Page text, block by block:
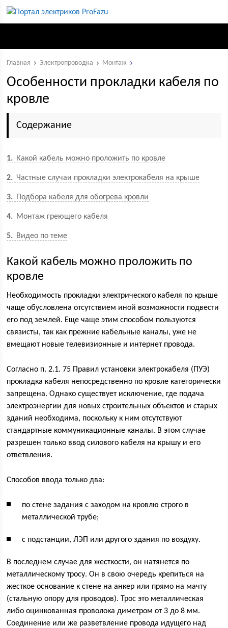
Главная Электропроводка Монтаж
Особенности прокладки кабеля по
кровле
Содержание
1 Какой кабель можно проложить по кровле
2 Частные случаи прокладки электрокабеля на крыше
3 Подбора кабеля для обогрева кровли
4 Монтаж греющего кабеля
5 Видео по теме
Какой кабель можно проложить по
кровле
Необходимость прокладки электрического кабеля по крыше
чаще обусловлена отсутствием иной возможности подвести
его под землей. Еще чаще этим способом пользуются
связисты, так как прежние кабельные каналы, уже не
вмещают новые телевизионные и интернет провода.
Согласно п. 2.1. 75 Правил установки электрокабеля (ПУЭ)
прокладка кабеля непосредственно по кровле категорически
запрещена. Однако существует исключение, где подача
электроэнергии для новых строительных объектов и старых
зданий необходима, поскольку к ним отсутствуют
стандартные коммуникационные каналы. В этом случае
разрешен только ввод силового кабеля на крышу и его
ответвления.
Способов ввода только два:
по стене задания с заходом на кровлю строго в
металлической трубе;
с подстанции, ЛЭП или другого здания по воздуху.
В последнем случае для жесткости, он натянется по
металлическому тросу. Он в свою очередь крепиться на
жесткое основание к стене на анкер или прямо на мачту
(стальную опору для проводов). Трос это металлическая
либо оцинкованная проволока диметром от 3 до 8 мм.
Соединение или же разветвление провода идущего над